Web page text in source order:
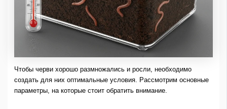
Чтобы черви хорошо размножались и росли, необходимо
создать для них оптимальные условия. Рассмотрим основные
параметры, на которые стоит обратить внимание.